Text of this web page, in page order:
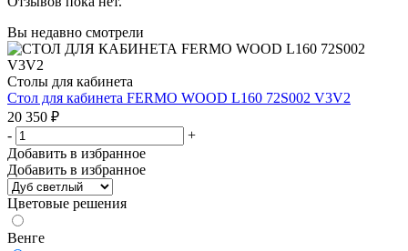
Вы недавно смотрели
Столы для кабинета
Стол для кабинета FERMO WOOD L160 72S002 V3V2
20 350 ₽
-
+
Добавить в избранное
Добавить в избранное
Цветовые решения
Венге